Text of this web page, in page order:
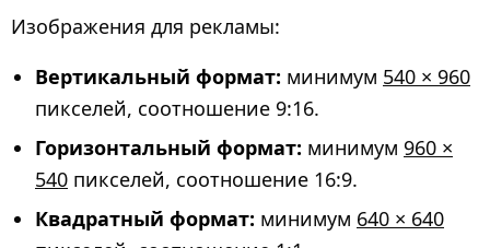
Изображения для рекламы:
Вертикальный формат: минимум 540 × 960
пикселей, соотношение 9:16.
Горизонтальный формат: минимум 960 ×
540 пикселей, соотношение 16:9.
Квадратный формат: минимум 640 × 640